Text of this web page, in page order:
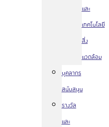
และ
เทคโนโลยี
สิ่ง
แวดล้อม
บุคลากร
สนับสนุน
รางวัล
และ